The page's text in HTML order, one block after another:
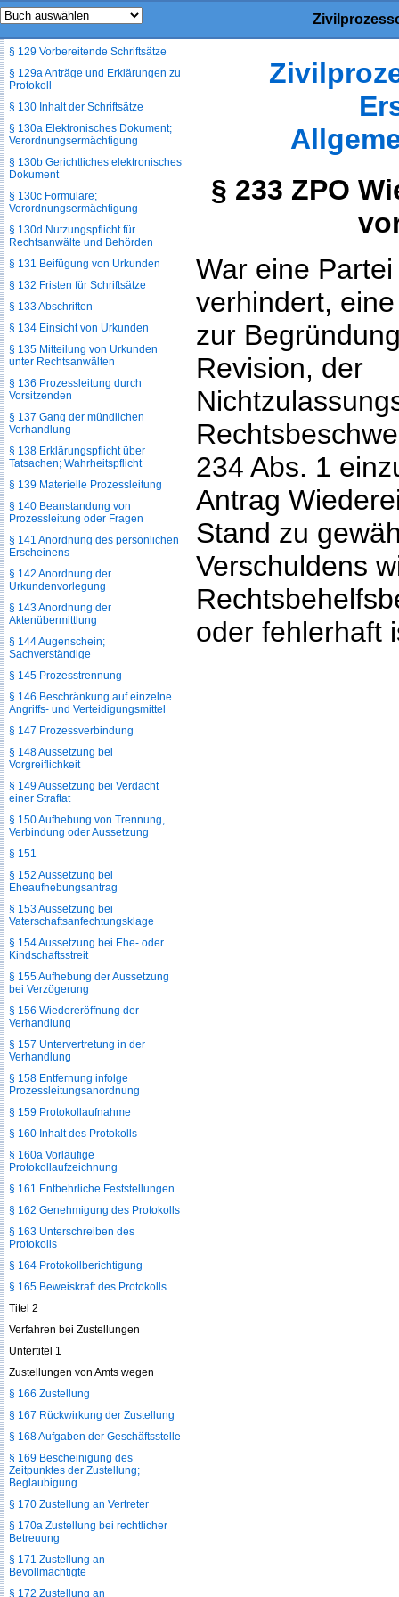
§ 233 ZPO
War eine
verhindert,
zur
Revision, der
234 Abs. 1
Antrag
Stand zu
Verschuldens
oder fehlerhaft
§ 128a Verhandlung im Wege der
§ 129 Vorbereitende Schriftsätze
§ 129a Anträge und Erklärungen zu
Protokoll
§ 130 Inhalt der Schriftsätze
§ 130a Elektronisches Dokument;
Verordnungsermächtigung
§ 130b Gerichtliches elektronisches
Dokument
§ 130c Formulare;
Verordnungsermächtigung
§ 130d Nutzungspflicht für
Rechtsanwälte und Behörden
§ 131 Beifügung von Urkunden
§ 132 Fristen für Schriftsätze
§ 133 Abschriften
§ 134 Einsicht von Urkunden
§ 135 Mitteilung von Urkunden
unter Rechtsanwälten
§ 136 Prozessleitung durch
Vorsitzenden
§ 137 Gang der mündlichen
Verhandlung
§ 138 Erklärungspflicht über
Tatsachen; Wahrheitspflicht
§ 139 Materielle Prozessleitung
§ 140 Beanstandung von
Prozessleitung oder Fragen
§ 141 Anordnung des persönlichen
Erscheinens
§ 142 Anordnung der
Urkundenvorlegung
§ 143 Anordnung der
Aktenübermittlung
§ 144 Augenschein;
Sachverständige
§ 145 Prozesstrennung
§ 146 Beschränkung auf einzelne
Angriffs- und Verteidigungsmittel
§ 147 Prozessverbindung
§ 148 Aussetzung bei
Vorgreiflichkeit
§ 149 Aussetzung bei Verdacht
einer Straftat
§ 150 Aufhebung von Trennung,
Verbindung oder Aussetzung
§ 151
§ 152 Aussetzung bei
Eheaufhebungsantrag
§ 153 Aussetzung bei
Vaterschaftsanfechtungsklage
§ 154 Aussetzung bei Ehe- oder
Kindschaftsstreit
§ 155 Aufhebung der Aussetzung
bei Verzögerung
§ 156 Wiedereröffnung der
Verhandlung
§ 157 Untervertretung in der
Verhandlung
§ 158 Entfernung infolge
Prozessleitungsanordnung
§ 159 Protokollaufnahme
§ 160 Inhalt des Protokolls
§ 160a Vorläufige
Protokollaufzeichnung
§ 161 Entbehrliche Feststellungen
§ 162 Genehmigung des Protokolls
§ 163 Unterschreiben des
Protokolls
§ 164 Protokollberichtigung
§ 165 Beweiskraft des Protokolls
Titel 2
Verfahren bei Zustellungen
Untertitel 1
Zustellungen von Amts wegen
§ 166 Zustellung
§ 167 Rückwirkung der Zustellung
§ 168 Aufgaben der Geschäftsstelle
§ 169 Bescheinigung des
Zeitpunktes der Zustellung;
Beglaubigung
§ 170 Zustellung an Vertreter
§ 170a Zustellung bei rechtlicher
Betreuung
§ 171 Zustellung an
Bevollmächtigte
§ 172 Zustellung an